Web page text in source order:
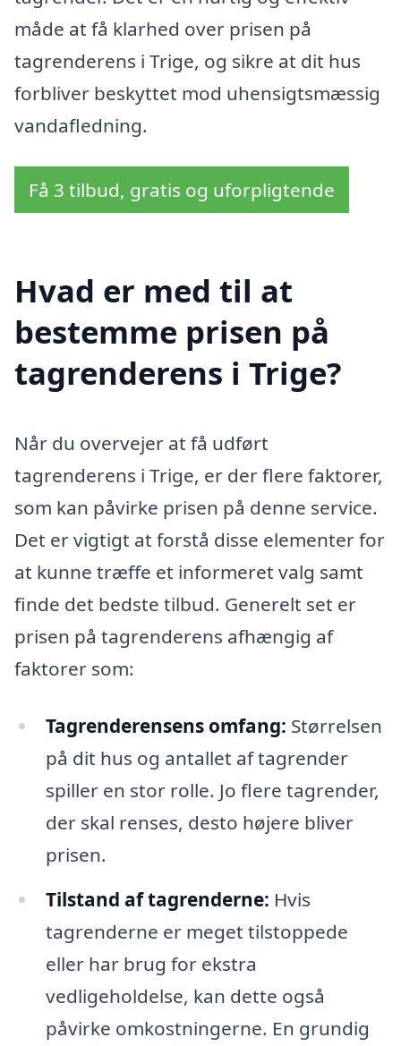
måde at få klarhed over prisen på
tagrenderens i Trige, og sikre at dit hus
forbliver beskyttet mod uhensigtsmæssig
vandafledning.
Få 3 tilbud, gratis og uforpligtende
Hvad er med til at
bestemme prisen på
tagrenderens i Trige?
Når du overvejer at få udført
tagrenderens i Trige, er der flere faktorer,
som kan påvirke prisen på denne service.
Det er vigtigt at forstå disse elementer for
at kunne træffe et informeret valg samt
finde det bedste tilbud. Generelt set er
prisen på tagrenderens afhængig af
faktorer som:
Tagrenderensens omfang: Størrelsen
på dit hus og antallet af tagrender
spiller en stor rolle. Jo flere tagrender,
der skal renses, desto højere bliver
prisen.
Tilstand af tagrenderne: Hvis
tagrenderne er meget tilstoppede
eller har brug for ekstra
vedligeholdelse, kan dette også
påvirke omkostningerne. En grundig